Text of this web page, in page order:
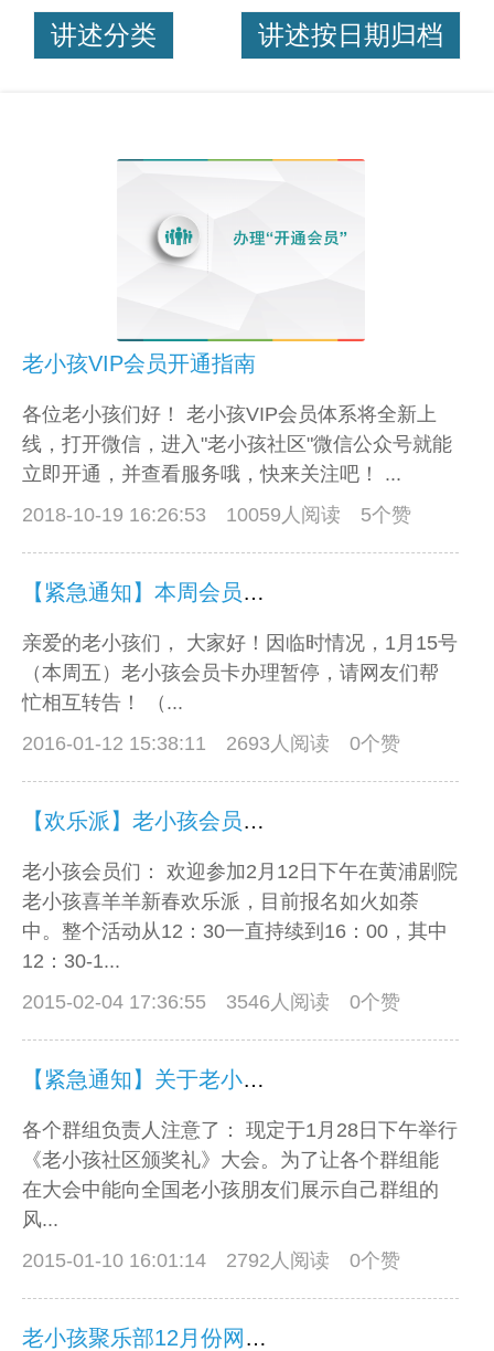
讲述分类 讲述按日期归档
老小孩VIP会员开通指南
各位老小孩们好！ 老小孩VIP会员体系将全新上
线，打开微信，进入"老小孩社区"微信公众号就能
立即开通，并查看服务哦，快来关注吧！ ...
2018-10-19 16:26:53
10059人阅读 5个赞
【紧急通知】本周会员卡办理因故暂停
亲爱的老小孩们， 大家好！因临时情况，1月15号
（本周五）老小孩会员卡办理暂停，请网友们帮
忙相互转告！ （...
2016-01-12 15:38:11
2693人阅读 0个赞
【欢乐派】老小孩会员现场服务内容
老小孩会员们： 欢迎参加2月12日下午在黄浦剧院
老小孩喜羊羊新春欢乐派，目前报名如火如荼
中。整个活动从12：30一直持续到16：00，其中
12：30-1...
2015-02-04 17:36:55
3546人阅读 0个赞
【紧急通知】关于老小孩社区颁奖礼
各个群组负责人注意了： 现定于1月28日下午举行
《老小孩社区颁奖礼》大会。为了让各个群组能
在大会中能向全国老小孩朋友们展示自己群组的
风...
2015-01-10 16:01:14
2792人阅读 0个赞
老小孩聚乐部12月份网上QT会议预告